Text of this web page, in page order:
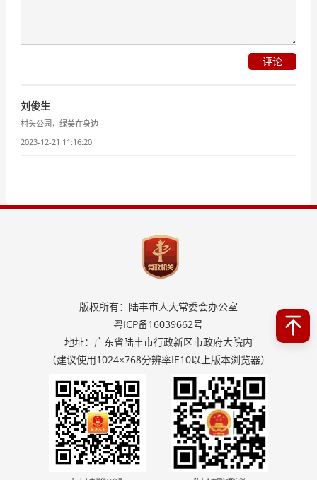
评论
刘俊生
村头公园，绿美在身边
2023-12-21 11:16:20
版权所有：陆丰市人大常委会办公室
粤ICP备16039662号
地址：广东省陆丰市行政新区市政府大院内
（建议使用1024×768分辨率IE10以上版本浏览器）